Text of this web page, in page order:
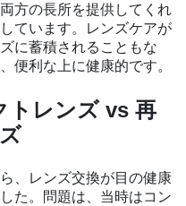
方の長所を提供してくれ
ています。レンズケアが
に蓄積されることもな
便利な上に健康的です。
トレンズ vs 再
、レンズ交換が目の健康
た。問題は、当時はコン